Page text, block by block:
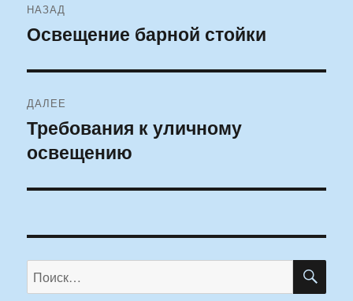
по
НАЗАД
Предыдущая
Освещение барной стойки
ДАЛЕЕ
Следующая
запись:
Требования к уличному
освещению
Искать: